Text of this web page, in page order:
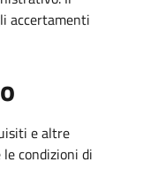
accertamenti
e altre
condizioni di